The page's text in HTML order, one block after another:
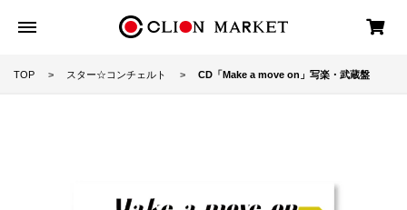
TOP スター☆コンチェルト CD「Make a move on」写楽・武蔵盤